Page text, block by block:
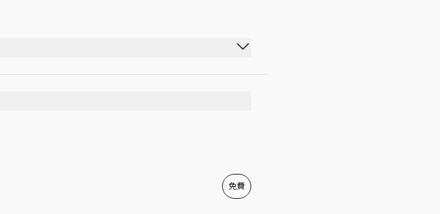
12:00 - 22:00
12:00 - 22:00
免費